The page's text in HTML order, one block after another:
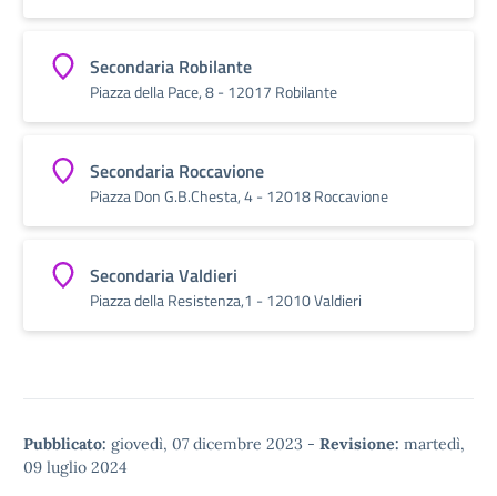
Secondaria Robilante
Piazza della Pace, 8 - 12017 Robilante
Secondaria Roccavione
Piazza Don G.B.Chesta, 4 - 12018 Roccavione
Secondaria Valdieri
Piazza della Resistenza,1 - 12010 Valdieri
Pubblicato: giovedì, 07 dicembre 2023 - Revisione: martedì,
09 luglio 2024